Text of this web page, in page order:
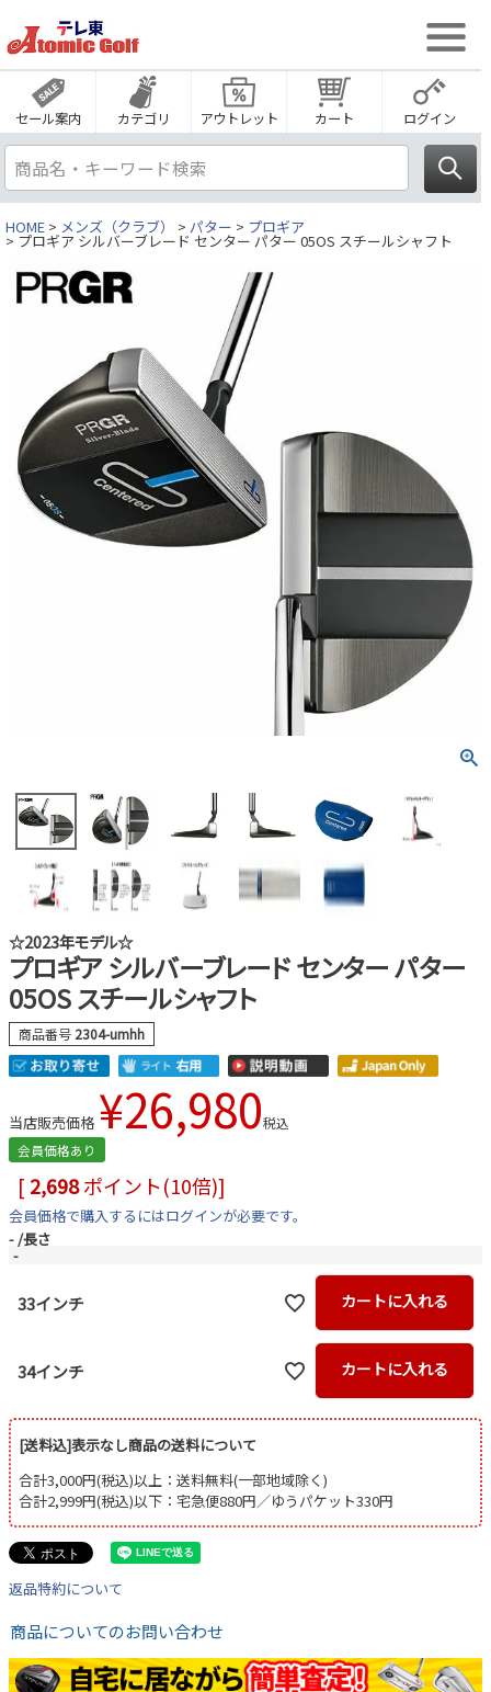
セール案内 カテゴリ アウトレット カート ログイン
HOME メンズ（クラブ） パター プロギア
プロギア シルバーブレード センター パター 05OS スチールシャフト
☆2023年モデル☆
プロギア シルバーブレード センター パター
05OS スチールシャフト
商品番号 2304-umhh
当店販売価格 ¥26,980税込
会員価格あり
[ 2,698ポイント(10倍)]
会員価格で購入するにはログインが必要です。
- 長さ
-
33インチ カートに入れる
34インチ カートに入れる
[送料込]表示なし商品の送料について
合計3,000円(税込)以上：送料無料(一部地域除く)
合計2,999円(税込)以下：宅急便880円／ゆうパケット330円
返品特約について
商品についてのお問い合わせ